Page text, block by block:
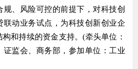
规、风险可控的前提下，对科技创
联动业务试点，为科技创新创业企
和持续的资金支持。(牵头单位：
证监会、商务部，参加单位：工业